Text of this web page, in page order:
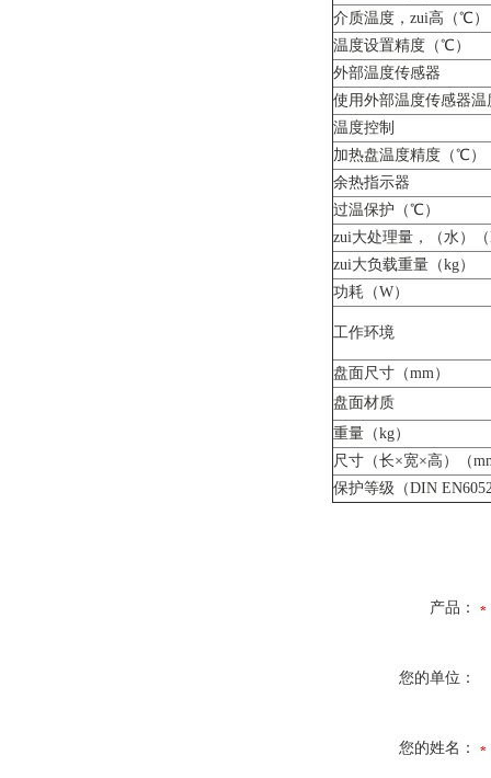
介质温度，zui高（℃）
温度设置精度（℃）
外部温度传感器
使用外部温度传感器
温度控制
加热盘温度精度（℃）
余热指示器
过温保护（℃）
zui大处理量，（水）
zui大负载重量（kg）
功耗（W）
工作环境
盘面尺寸（mm）
盘面材质
重量（kg）
尺寸（长×宽×高）（
保护等级（DIN
产品：
您的单位：
您的姓名：